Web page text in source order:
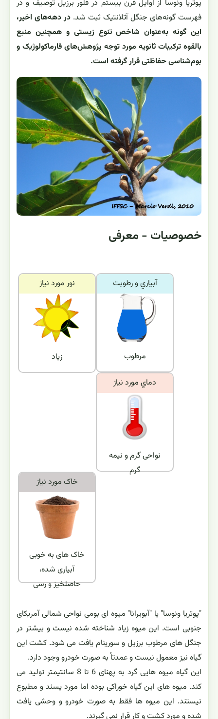
پوتریا ونوسا از اوایل قرن بیستم در فلور برزیل توصیف و در
فهرست گونه‌های جنگل آتلانتیک ثبت شد. در دهه‌های اخیر،
این گونه به‌عنوان شاخص تنوع زیستی و همچنین منبع
بالقوه ترکیبات ثانویه مورد توجه پژوهش‌های فارماکولوژیک و
بوم‌شناسی حفاظتی قرار گرفته است.
خصوصیات - معرفی
نور مورد نياز
زیاد
آبياري و رطوبت
مرطوب
دماي مورد نياز
نواحی گرم و نیمه
گرم
خاک مورد نياز
خاک های به خوبی
آبیاری شده،
حاصلخیز و رسی
"پوتریا ونوسا" یا "آبویرانا" میوه ای بومی نواحی شمالی آمریکای
جنوبی است. این میوه زیاد شناخته شده نیست و بیشتر در
جنگل های مرطوب برزیل و سورینام یافت می شود. کشت این
گیاه نیز معمول نیست و عمدتاً به صورت خودرو وجود دارد.
این گیاه میوه هایی گرد به پهنای 6 تا 8 سانتیمتر تولید می
کند. میوه های این گیاه خوراکی بوده اما مورد پسند و مطبوع
نیستند. این میوه ها فقط به صورت خودرو و وحشی یافت
شده و مورد کشت و کار قرار نمی گیرند.